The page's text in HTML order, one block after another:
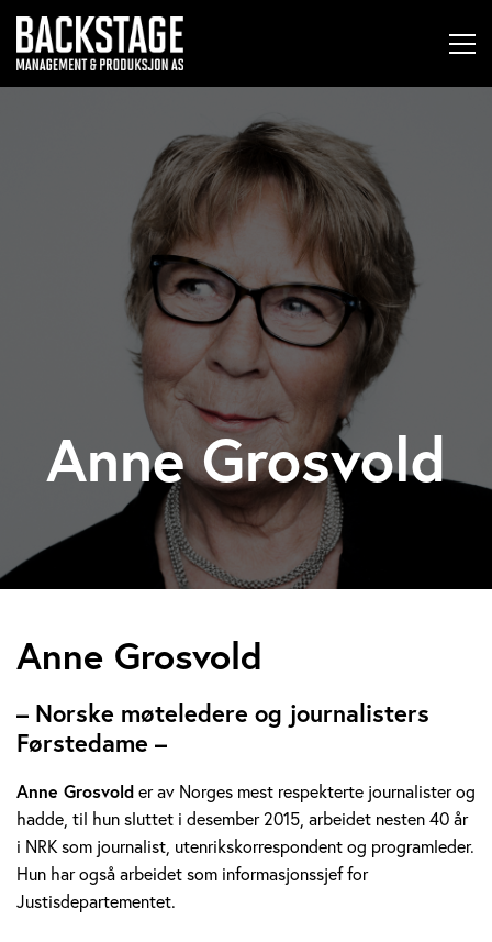
Anne Grosvold
A
n
n
e
G
r
Anne Grosvold
– Norske møteledere og journalisters
Førstedame –
Anne Grosvolder av Norges mest respekterte journalister og
hadde, til hun sluttet i desember 2015, arbeidet nesten 40 år
i NRK som journalist, utenrikskorrespondent og programleder.
Hun har også arbeidet som informasjonssjef for
Justisdepartementet.